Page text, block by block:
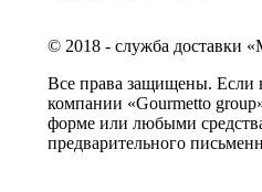
© 2018 - служба доставки
Все права защищены. Если
компании «Gourmetto
форме или любыми
предварительного